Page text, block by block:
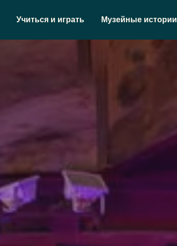
Учиться и играть Музейные истории